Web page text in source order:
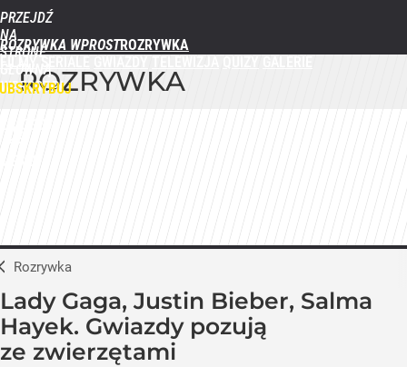
PRZEJDŹ
NA
STRONĘ
GŁÓWNĄ
WPROST.PL
ROZRYWKA WPROST
ROZRYWKA
Rozrywka
Lady Gaga, Justin Bieber, Salma
Hayek. Gwiazdy pozują
ze zwierzętami